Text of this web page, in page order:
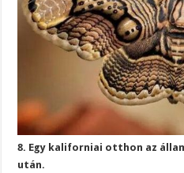
8. Egy kaliforniai otthon az
után.